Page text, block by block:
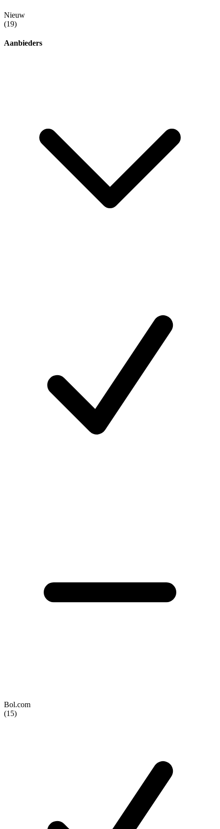
Nieuw
(19)
Aanbieders
Bol.com
(15)